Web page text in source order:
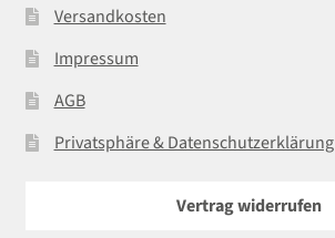
Versandkosten
Impressum
AGB
Privatsphäre & Datenschutzerklärung
Vertrag widerrufen